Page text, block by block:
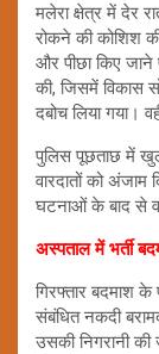
मलेरा क्षेत्र में देर
रोकने की कोशिश
और पीछा किए जाने
की, जिसमें विकास
दबोच लिया गया।
पुलिस पूछताछ में
वारदातों को अंजाम
घटनाओं के बाद से
अस्पताल में भर्ती
गिरफ्तार बदमाश
संबंधित नकदी
उसकी निगरानी की